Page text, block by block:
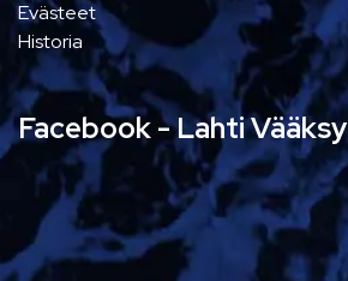
Evästeet
Historia
Facebook - Lahti Vääksy